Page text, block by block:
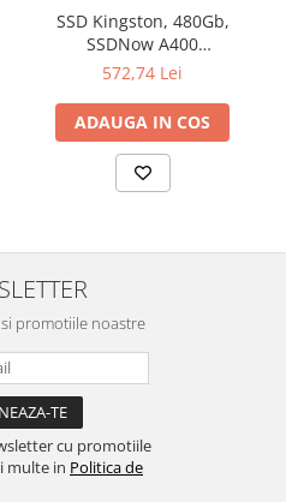
SSD Kingston, 480Gb,
SSDNow A400
"SA400S37/480G"
572,74 Lei
ADAUGA IN COS
promotiile noastre
cu promotiile
multe in Politica de